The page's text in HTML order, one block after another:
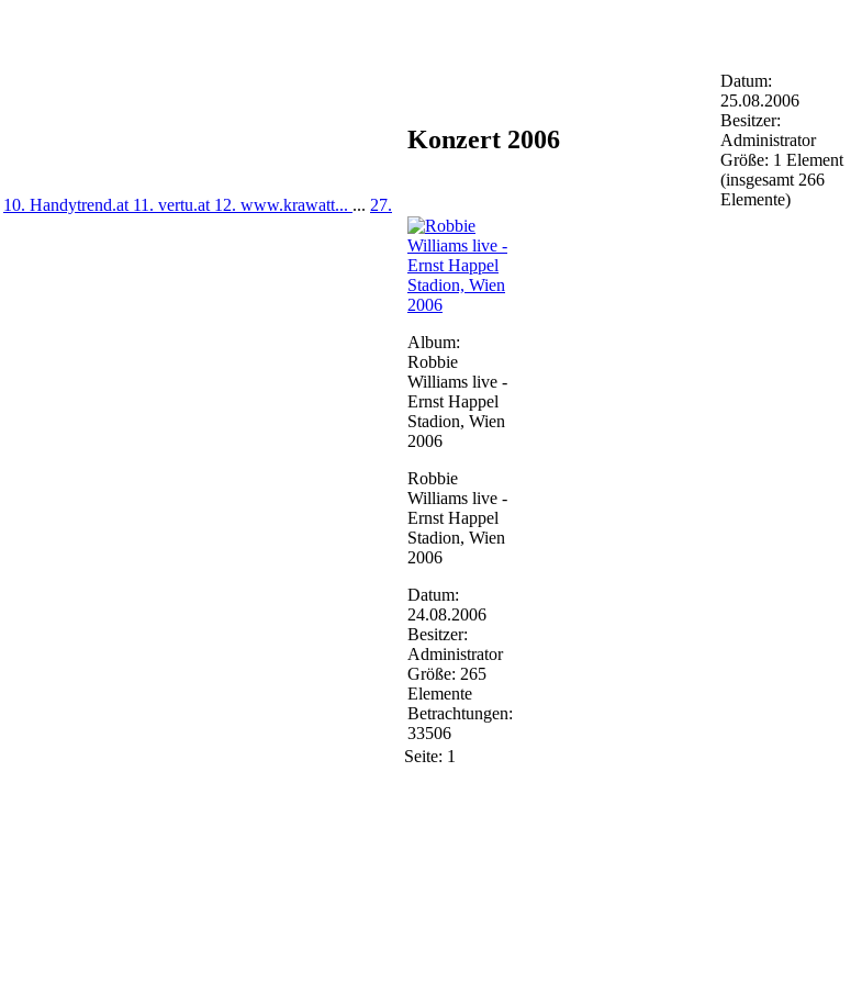
10. Handytrend.at 11. vertu.at 12. www.krawatt... ... 27.
Konzert 2006
Datum:
25.08.2006
Besitzer:
Administrator
Größe: 1 Element
(insgesamt 266
Elemente)
Album:
Robbie
Williams live -
Ernst Happel
Stadion, Wien
2006
Robbie
Williams live -
Ernst Happel
Stadion, Wien
2006
Datum:
24.08.2006
Besitzer:
Administrator
Größe: 265
Elemente
Betrachtungen:
33506
Seite: 1